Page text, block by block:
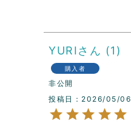
YURI 1
購入者
非公開
投稿日
2026/05/06